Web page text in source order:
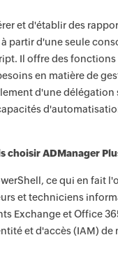
et d'établir des
partir d'une seule
Il offre des
en matière de
d'une délégation
choisir ADManager
ce qui en fait
et techniciens
Exchange et Office
et d'accès (IAM) de